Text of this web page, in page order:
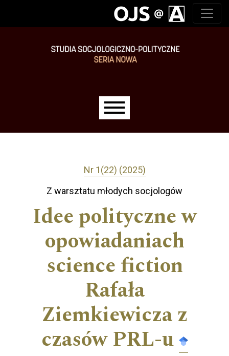
Nr 1(22) (2025)
Z warsztatu młodych socjologów
Idee polityczne w
opowiadaniach
science fiction
Rafała
Ziemkiewicza z
czasów PRL-u